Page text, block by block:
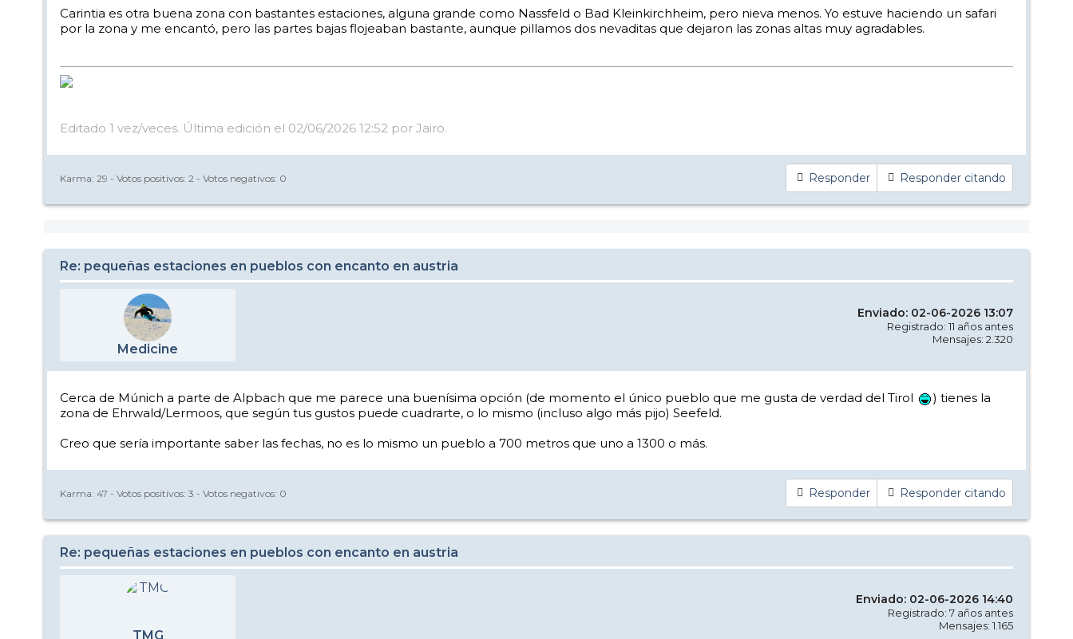
Carintia es otra buena zona con bastantes estaciones, alguna grande como Nassfeld o Bad Kleinkirchheim, pero nieva menos. Yo estuve haciendo un safari
por la zona y me encantó, pero las partes bajas flojeaban bastante, aunque pillamos dos nevaditas que dejaron las zonas altas muy agradables.
Editado 1 vez/veces. Última edición el 02/06/2026 12:52 por Jairo.
Responder Responder citando
Karma: 29 - Votos positivos: 2 - Votos negativos: 0
Re: pequeñas estaciones en pueblos con encanto en austria
Medicine
Enviado: 02-06-2026 13:07
Registrado: 11 años antes
Mensajes: 2.320
Cerca de Múnich a parte de Alpbach que me parece una buenísima opción (de momento el único pueblo que me gusta de verdad del Tirol
) tienes la
zona de Ehrwald/Lermoos, que según tus gustos puede cuadrarte, o lo mismo (incluso algo más pijo) Seefeld.
Creo que sería importante saber las fechas, no es lo mismo un pueblo a 700 metros que uno a 1300 o más.
Responder Responder citando
Karma: 47 - Votos positivos: 3 - Votos negativos: 0
Re: pequeñas estaciones en pueblos con encanto en austria
TMG
Enviado: 02-06-2026 14:40
Registrado: 7 años antes
Mensajes: 1.165